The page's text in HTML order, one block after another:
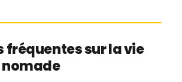
fréquentes sur la vie